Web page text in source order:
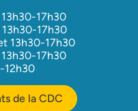
17h30
17h30
13h30-17h30
17h30
12h30
de la CDC